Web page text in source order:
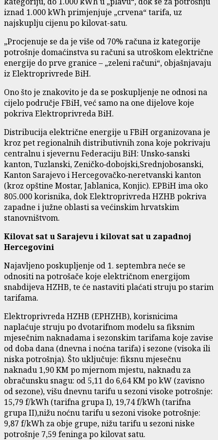
iznad 1.000 kWh primjenjuje „crvena“ tarifa, uz
najskuplju cijenu po kilovat-satu.
„Procjenuje se da je više od 70% računa iz kategorije
potrošnje domaćinstva su računi sa utroškom električne
energije do prve granice – „zeleni računi“, objašnjavaju
iz Elektroprivrede BiH.
Ono što je znakovito je da se poskupljenje ne odnosi na
cijelo područje FBiH, već samo na one dijelove koje
pokriva Elektroprivreda BiH.
Distribucija električne energije u FBiH organizovana je
kroz pet regionalnih distributivnih zona koje pokrivaju
centralnu i sjevernu Federaciju BiH: Unsko‑sanski
kanton, Tuzlanski, Zeničko‑dobojski,Srednjobosanski,
Kanton Sarajevo i Hercegovačko‑neretvanski kanton
(kroz opštine Mostar, Jablanica, Konjic). EPBiH ima oko
805.000 korisnika, dok Elektroprivreda HZHB pokriva
zapadne i južne oblasti sa većinskim hrvatskim
stanovništvom.
Kilovat sat u Sarajevu i kilovat sat u zapadnoj
Hercegovini
Najavljeno poskupljenje od 1. septembra neće se
odnositi na potrošače koje električnom energijom
snabdijeva HZHB, te će nastaviti plaćati struju po starim
tarifama.
Elektroprivreda HZHB (EPHZHB), korisnicima
naplaćuje struju po dvotarifnom modelu sa fiksnim
mjesečnim naknadama i sezonskim tarifama koje zavise
od doba dana (dnevna i noćna tarifa) i sezone (visoka ili
niska potrošnja). Što uključuje: fiksnu mjesečnu
naknadu 1,90 KM po mjernom mjestu, naknadu za
obračunsku snagu: od 5,11 do 6,64 KM po kW (zavisno
od sezone), višu dnevnu tarifu u sezoni visoke potrošnje:
15,79 f/kWh (tarifna grupa I), 19,74 f/kWh (tarifna
grupa II),nižu noćnu tarifu u sezoni visoke potrošnje:
9,87 f/kWh za obje grupe, nižu tarifu u sezoni niske
potrošnje 7,59 feninga po kilovat satu.